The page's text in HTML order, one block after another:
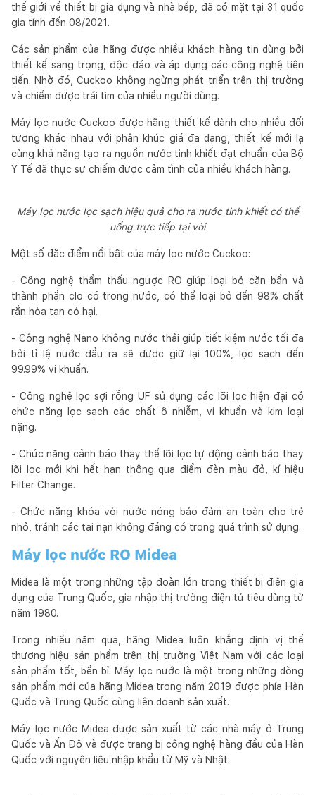
thế giới về thiết bị gia dụng và nhà bếp, đã có mặt tại 31 quốc
gia tính đến 08/2021.
Các sản phẩm của hãng được nhiều khách hàng tin dùng bởi
thiết kế sang trọng, độc đáo và áp dụng các công nghệ tiên
tiến. Nhờ đó, Cuckoo không ngừng phát triển trên thị trường
và chiếm được trái tim của nhiều người dùng.
Máy lọc nước Cuckoo được hãng thiết kế dành cho nhiều đối
tượng khác nhau với phân khúc giá đa dạng, thiết kế mới lạ
cùng khả năng tạo ra nguồn nước tinh khiết đạt chuẩn của Bộ
Y Tế đã thực sự chiếm được cảm tình của nhiều khách hàng.
Máy lọc nước lọc sạch hiệu quả cho ra nước tinh khiết có thể
uống trực tiếp tại vòi
Một số đặc điểm nổi bật của máy lọc nước Cuckoo:
- Công nghệ thẩm thấu ngược RO giúp loại bỏ cặn bẩn và
thành phần clo có trong nước, có thể loại bỏ đến 98% chất
rắn hòa tan có hại.
- Công nghệ Nano không nước thải giúp tiết kiệm nước tối đa
bởi tỉ lệ nước đầu ra sẽ được giữ lại 100%, lọc sạch đến
99.99% vi khuẩn.
- Công nghệ lọc sợi rỗng UF sử dụng các lõi lọc hiện đại có
chức năng lọc sạch các chất ô nhiễm, vi khuẩn và kim loại
nặng.
- Chức năng cảnh báo thay thế lõi lọc tự động cảnh báo thay
lõi lọc mới khi hết hạn thông qua điểm đèn màu đỏ, kí hiệu
Filter Change.
- Chức năng khóa vòi nước nóng bảo đảm an toàn cho trẻ
nhỏ, tránh các tai nạn không đáng có trong quá trình sử dụng.
Máy lọc nước RO Midea
Midea là một trong những tập đoàn lớn trong thiết bị điện gia
dụng của Trung Quốc, gia nhập thị trường điện tử tiêu dùng từ
năm 1980.
Trong nhiều năm qua, hãng Midea luôn khẳng định vị thế
thương hiệu sản phẩm trên thị trường Việt Nam với các loại
sản phẩm tốt, bền bỉ. Máy lọc nước là một trong những dòng
sản phẩm mới của hãng Midea trong năm 2019 được phía Hàn
Quốc và Trung Quốc cùng liên doanh sản xuất.
Máy lọc nước Midea được sản xuất từ các nhà máy ở Trung
Quốc và Ấn Độ và được trang bị công nghệ hàng đầu của Hàn
Quốc với nguyên liệu nhập khẩu từ Mỹ và Nhật.